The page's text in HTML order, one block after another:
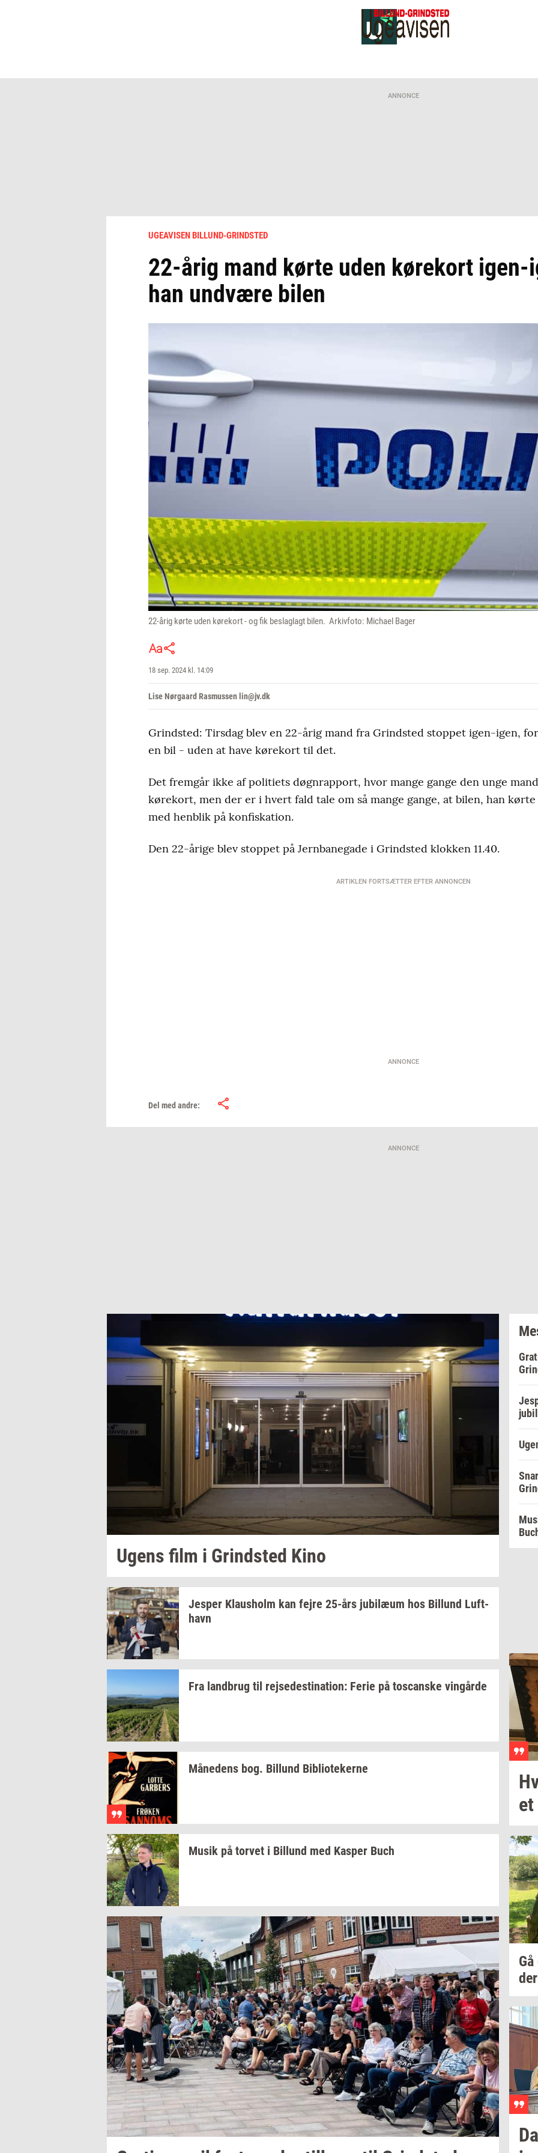
ANNONCE
UGEAVISEN BILLUND-GRINDSTED
22-årig mand kørte uden kørekort igen-
han undvære bilen
22-årig kørte uden kørekort - og fik beslaglagt bilen. Arkivfoto: Michael Bager
18 sep. 2024 kl. 14:09
Lise Nørgaard Rasmussen lin@jv.dk
Grindsted: Tirsdag blev en 22-årig mand fra Grindsted stoppet igen-igen,
en bil - uden at have kørekort til det.
Det fremgår ikke af politiets døgnrapport, hvor mange gange den unge
kørekort, men der er i hvert fald tale om så mange gange, at bilen, han
med henblik på konfiskation.
Den 22-årige blev stoppet på Jernbanegade i Grindsted klokken 11.40.
ARTIKLEN FORTSÆTTER EFTER ANNONCEN
ANNONCE
Del med andre:
ANNONCE
Ugens film i Grind­sted Kino
Jes­per Klaus­holm kan fejre 25-års ju­bilæum hos Bil­lund Luft­
havn
Fra land­brug til rej­se­desti­na­tion: Ferie på toscan­ske vin­går­de
Må­ne­dens bog. Bil­lund Bi­bli­o­te­ker­ne
Musik på tor­vet i Bil­lund med Kas­per Buch
Gå